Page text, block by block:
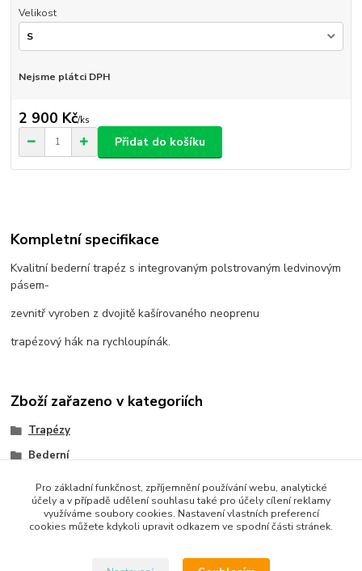
Velikost
Nejsme plátci DPH
2 900 Kč/ks
Přidat do košíku
Kompletní specifikace
Kvalitní bederní trapéz s integrovaným polstrovaným ledvinovým
pásem-
zevnitř vyroben z dvojitě kašírovaného neoprenu
trapézový hák na rychloupínák.
Zboží zařazeno v kategoriích
Trapézy
Bederní
Pro základní funkčnost, zpříjemnění používání webu, analytické
účely a v případě udělení souhlasu také pro účely cílení reklamy
využíváme soubory cookies. Nastavení vlastních preferencí
cookies můžete kdykoli upravit odkazem ve spodní části stránek.